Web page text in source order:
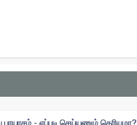
- எப்படி செய்யணும் தெரியுமா?